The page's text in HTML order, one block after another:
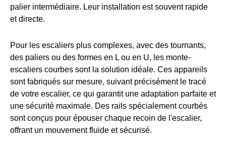
palier intermédiaire. Leur installation est souvent rapide
et directe.
Pour les escaliers plus complexes, avec des tournants,
des paliers ou des formes en L ou en U, les monte-
escaliers courbes sont la solution idéale. Ces appareils
sont fabriqués sur mesure, suivant précisément le tracé
de votre escalier, ce qui garantit une adaptation parfaite et
une sécurité maximale. Des rails spécialement courbés
sont conçus pour épouser chaque recoin de l'escalier,
offrant un mouvement fluide et sécurisé.